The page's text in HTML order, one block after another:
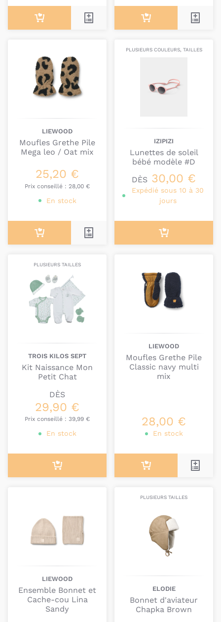
LIEWOOD
Moufles Grethe Pile
Mega leo / Oat mix
25,20 €
Prix conseillé : 28,00 €
En stock
PLUSIEURS COULEURS, TAILLES
IZIPIZI
Lunettes de soleil
bébé modèle #D
DÈS 30,00 €
Expédié sous 10 à 30
jours
PLUSIEURS TAILLES
TROIS KILOS SEPT
Kit Naissance Mon
Petit Chat
DÈS
29,90 €
Prix conseillé : 39,99 €
En stock
LIEWOOD
Moufles Grethe Pile
Classic navy multi
mix
28,00 €
En stock
LIEWOOD
Ensemble Bonnet et
Cache-cou Lina
Sandy
PLUSIEURS TAILLES
ELODIE
Bonnet d'aviateur
Chapka Brown